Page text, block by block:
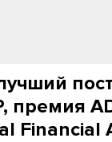
премия
Financial